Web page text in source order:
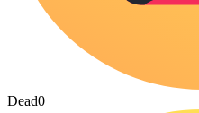
Dead0